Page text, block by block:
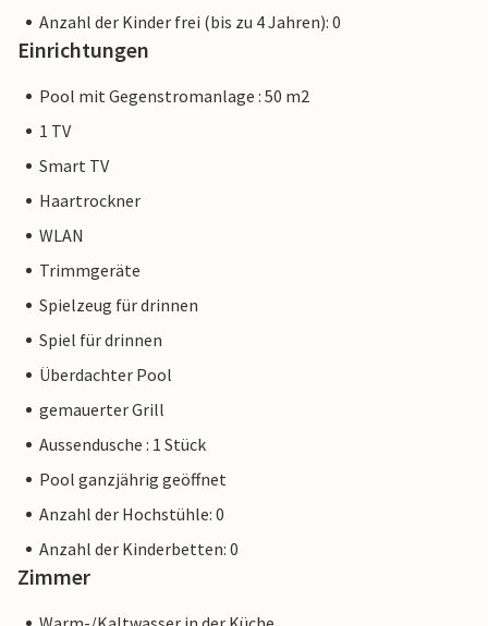
Anzahl der Kinder frei (bis zu 4 Jahren): 0
Einrichtungen
Pool mit Gegenstromanlage : 50 m2
1 TV
Smart TV
Haartrockner
WLAN
Trimmgeräte
Spielzeug für drinnen
Spiel für drinnen
Überdachter Pool
gemauerter Grill
Aussendusche : 1 Stück
Pool ganzjährig geöffnet
Anzahl der Hochstühle: 0
Anzahl der Kinderbetten: 0
Zimmer